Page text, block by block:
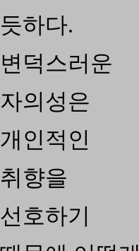
듯하다.
변덕스러운
자의성은
개인적인
취향을
선호하기
방법론적인
엄격성을
독단론적인
것과 구별할
줄 알아야
한다. 자유를